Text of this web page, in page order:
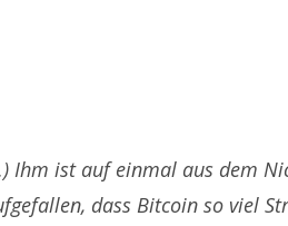
Ihm ist auf einmal aus dem
dass Bitcoin so viel